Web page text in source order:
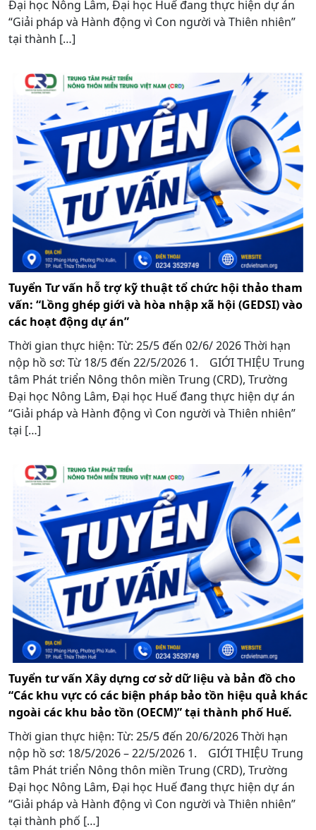
Đại học Nông Lâm, Đại học Huế đang thực hiện dự án
“Giải pháp và Hành động vì Con người và Thiên nhiên”
tại thành […]
Tuyển Tư vấn hỗ trợ kỹ thuật tổ chức hội thảo tham
vấn: “Lồng ghép giới và hòa nhập xã hội (GEDSI) vào
các hoạt động dự án”
Thời gian thực hiện: Từ: 25/5 đến 02/6/ 2026 Thời hạn
nộp hồ sơ: Từ 18/5 đến 22/5/2026 1. GIỚI THIỆU Trung
tâm Phát triển Nông thôn miền Trung (CRD), Trường
Đại học Nông Lâm, Đại học Huế đang thực hiện dự án
“Giải pháp và Hành động vì Con người và Thiên nhiên”
tại […]
Tuyển tư vấn Xây dựng cơ sở dữ liệu và bản đồ cho
“Các khu vực có các biện pháp bảo tồn hiệu quả khác
ngoài các khu bảo tồn (OECM)” tại thành phố Huế.
Thời gian thực hiện: Từ: 25/5 đến 20/6/2026 Thời hạn
nộp hồ sơ: 18/5/2026 – 22/5/2026 1. GIỚI THIỆU Trung
tâm Phát triển Nông thôn miền Trung (CRD), Trường
Đại học Nông Lâm, Đại học Huế đang thực hiện dự án
“Giải pháp và Hành động vì Con người và Thiên nhiên”
tại thành phố […]